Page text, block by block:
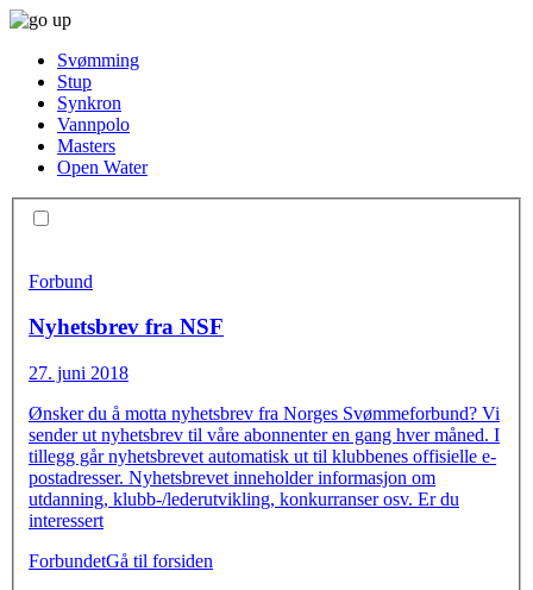
Svømming
Stup
Synkron
Vannpolo
Masters
Open Water
Forbund
Nyhetsbrev fra NSF
27. juni 2018
Ønsker du å motta nyhetsbrev fra Norges Svømmeforbund? Vi
sender ut nyhetsbrev til våre abonnenter en gang hver måned. I
tillegg går nyhetsbrevet automatisk ut til klubbenes offisielle e-
postadresser. Nyhetsbrevet inneholder informasjon om
utdanning, klubb-/lederutvikling, konkurranser osv. Er du
interessert
ForbundetGå til forsiden